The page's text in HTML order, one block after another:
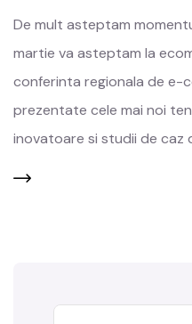
De mult asteptam
martie va asteptam la
conferinta regionala de e-
prezentate cele mai noi
inovatoare si studii de caz